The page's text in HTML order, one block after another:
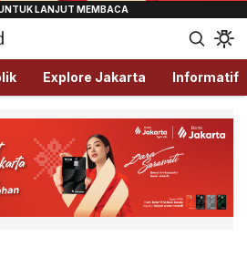
Ada Disini!
Explore Jakarta Informatif